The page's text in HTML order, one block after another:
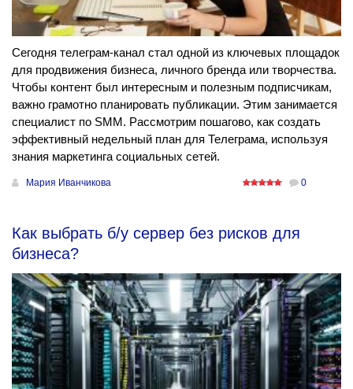
Сегодня телеграм-канал стал одной из ключевых площадок
для продвижения бизнеса, личного бренда или творчества.
Чтобы контент был интересным и полезным подписчикам,
важно грамотно планировать публикации. Этим занимается
специалист по SMM. Рассмотрим пошагово, как создать
эффективный недельный план для Телеграма, используя
знания маркетинга социальных сетей.
Мария Иванчикова 0
Как выбрать б/у сервер без рисков для
бизнеса?